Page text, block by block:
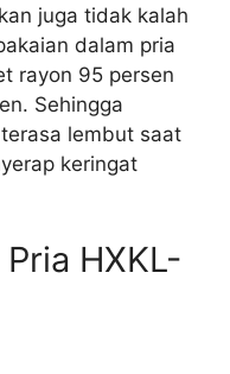
juga tidak kalah
dalam pria
rayon 95 persen
Sehingga
lembut saat
keringat
HXKL-